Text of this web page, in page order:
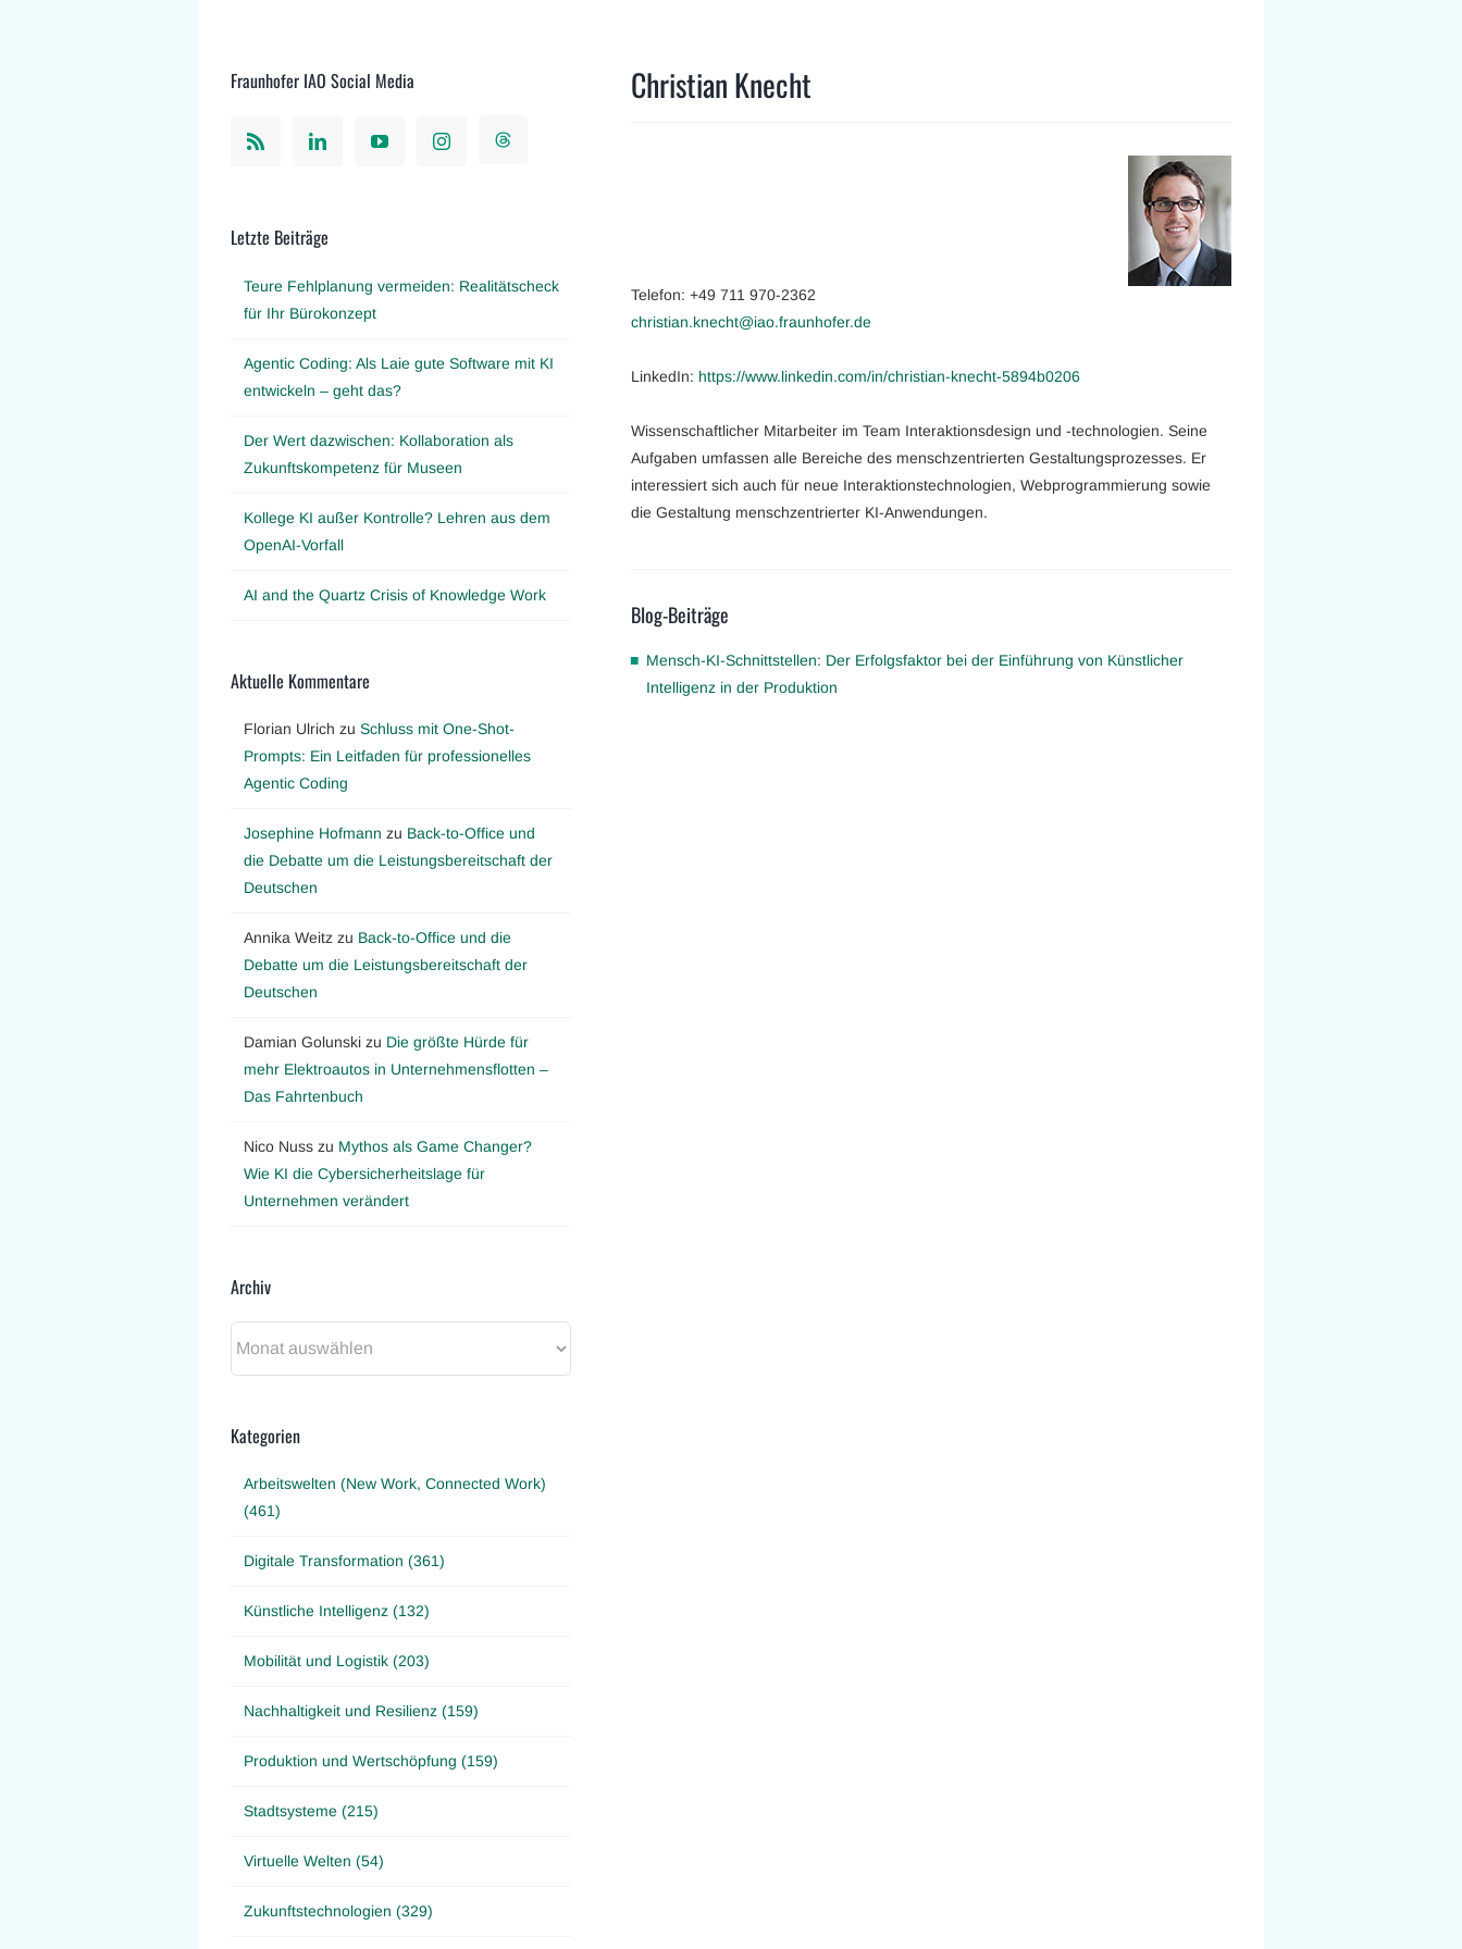
Christian Knecht
Telefon: +49 711 970-2362
christian.knecht@iao.fraunhofer.de
LinkedIn: https://www.linkedin.com/in/christian-knecht-5894b0206
Wissenschaftlicher Mitarbeiter im Team Interaktionsdesign und -technologien. Seine
Aufgaben umfassen alle Bereiche des menschzentrierten Gestaltungsprozesses. Er
interessiert sich auch für neue Interaktionstechnologien, Webprogrammierung sowie
die Gestaltung menschzentrierter KI-Anwendungen.
Blog-Beiträge
Mensch-KI-Schnittstellen: Der Erfolgsfaktor bei der Einführung von Künstlicher
Intelligenz in der Produktion
Fraunhofer IAO Social Media
Letzte Beiträge
Teure Fehlplanung vermeiden: Realitätscheck
für Ihr Bürokonzept
Agentic Coding: Als Laie gute Software mit KI
entwickeln – geht das?
Der Wert dazwischen: Kollaboration als
Zukunftskompetenz für Museen
Kollege KI außer Kontrolle? Lehren aus dem
OpenAI-Vorfall
AI and the Quartz Crisis of Knowledge Work
Aktuelle Kommentare
Florian Ulrich zu Schluss mit One-Shot-
Prompts: Ein Leitfaden für professionelles
Agentic Coding
Josephine Hofmann zu Back-to-Office und
die Debatte um die Leistungsbereitschaft der
Deutschen
Annika Weitz zu Back-to-Office und die
Debatte um die Leistungsbereitschaft der
Deutschen
Damian Golunski zu Die größte Hürde für
mehr Elektroautos in Unternehmensflotten –
Das Fahrtenbuch
Nico Nuss zu Mythos als Game Changer?
Wie KI die Cybersicherheitslage für
Unternehmen verändert
Archiv
Kategorien
Arbeitswelten (New Work, Connected Work)
(461)
Digitale Transformation (361)
Künstliche Intelligenz (132)
Mobilität und Logistik (203)
Nachhaltigkeit und Resilienz (159)
Produktion und Wertschöpfung (159)
Stadtsysteme (215)
Virtuelle Welten (54)
Zukunftstechnologien (329)